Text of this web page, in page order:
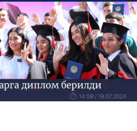
kurashamiz!